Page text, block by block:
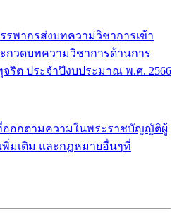
พากรส่งบทความวิชาการเข้า
กวดบทความวิชาการด้านการ
ริต ประจำปีงบประมาณ พ.ศ. 2566
ออกตามความในพระราชบัญญัติผู้
พิ่มเติม และกฎหมายอื่นๆที่